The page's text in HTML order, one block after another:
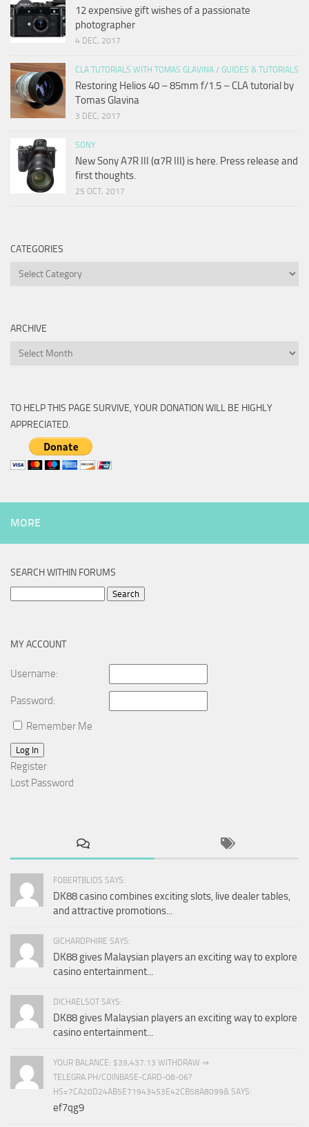
12 expensive gift wishes of a passionate
photographer
4 DEC, 2017
CLA TUTORIALS WITH TOMAS GLAVINA / GUIDES & TUTORIALS
Restoring Helios 40 – 85mm f/1.5 – CLA tutorial by
Tomas Glavina
3 DEC, 2017
SONY
New Sony A7R III (α7R III) is here. Press release and
first thoughts.
25 OCT, 2017
CATEGORIES
Categories
ARCHIVE
Archive
TO HELP THIS PAGE SURVIVE, YOUR DONATION WILL BE HIGHLY
APPRECIATED.
MORE
SEARCH WITHIN FORUMS
MY ACCOUNT
Username:
Password:
Remember Me
Log In
Register
Lost Password
FOBERTBLIDS SAYS:
DK88 casino combines exciting slots, live dealer tables,
and attractive promotions...
GICHARDPHIRE SAYS:
DK88 gives Malaysian players an exciting way to explore
casino entertainment...
DICHAELSOT SAYS:
DK88 gives Malaysian players an exciting way to explore
casino entertainment...
YOUR BALANCE: $39,437.13 WITHDRAW ⇒
TELEGRA.PH/COINBASE-CARD-08-06?
HS=7CA20D24AB5E71943453E42CB58A8099& SAYS:
ef7qg9